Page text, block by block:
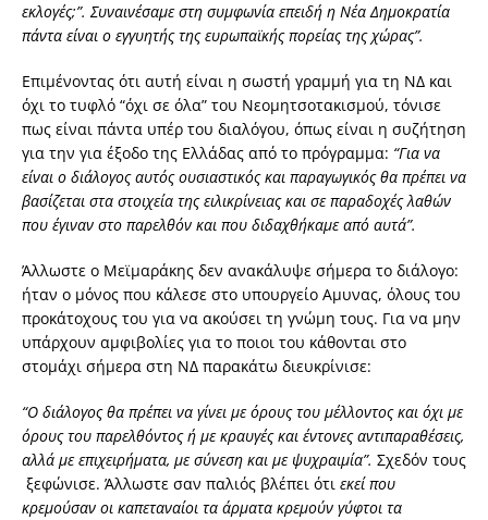
εκλογές;”. Συναινέσαμε στη συμφωνία επειδή η Νέα Δημοκρατία
πάντα είναι ο εγγυητής της ευρωπαϊκής πορείας της χώρας”.
Επιμένοντας ότι αυτή είναι η σωστή γραμμή για τη ΝΔ και
όχι το τυφλό “όχι σε όλα” του Νεομητσοτακισμού, τόνισε
πως είναι πάντα υπέρ του διαλόγου, όπως είναι η συζήτηση
για την για έξοδο της Ελλάδας από το πρόγραμμα: “Για να
είναι ο διάλογος αυτός ουσιαστικός και παραγωγικός θα πρέπει να
βασίζεται στα στοιχεία της ειλικρίνειας και σε παραδοχές λαθών
που έγιναν στο παρελθόν και που διδαχθήκαμε από αυτά”.
Άλλωστε ο Μεϊμαράκης δεν ανακάλυψε σήμερα το διάλογο:
ήταν ο μόνος που κάλεσε στο υπουργείο Αμυνας, όλους του
προκάτοχους του για να ακούσει τη γνώμη τους. Για να μην
υπάρχουν αμφιβολίες για το ποιοι του κάθονται στο
στομάχι σήμερα στη ΝΔ παρακάτω διευκρίνισε:
“Ο διάλογος θα πρέπει να γίνει με όρους του μέλλοντος και όχι με
όρους του παρελθόντος ή με κραυγές και έντονες αντιπαραθέσεις,
αλλά με επιχειρήματα, με σύνεση και με ψυχραιμία”. Σχεδόν τους
ξεφώνισε. Άλλωστε σαν παλιός βλέπει ότι εκεί που
κρεμούσαν οι καπεταναίοι τα άρματα κρεμούν γύφτοι τα